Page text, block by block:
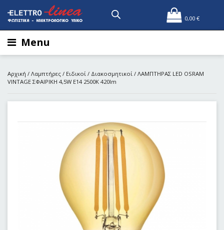
0,00 €
Menu
Αρχική / Λαμπτήρες / Ειδικοί / Διακοσμητικοί / ΛΑΜΠΤΗΡΑΣ LED OSRAM
VINTAGE ΣΦΑΙΡΙΚΗ 4,5W E14 2500Κ 420lm